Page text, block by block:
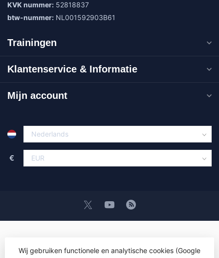
KVK nummer: 52818837
btw-nummer: NL001592903B61
Trainingen
Klantenservice & Informatie
Mijn account
€
Wij gebruiken functionele en analytische cookies (Google